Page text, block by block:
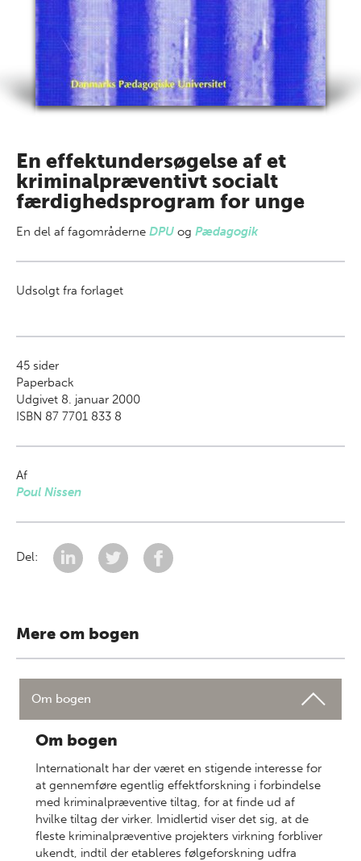
En effektundersøgelse af et
kriminalpræventivt socialt
færdighedsprogram for unge
En del af fagområderne DPU og Pædagogik
Udsolgt fra forlaget
45 sider
Paperback
Udgivet 8. januar 2000
ISBN 87 7701 833 8
Af
Poul Nissen
Del:
Mere om bogen
Om bogen
Om bogen
Internationalt har der været en stigende interesse for
at gennemføre egentlig effektforskning i forbindelse
med kriminalpræventive tiltag, for at finde ud af
hvilke tiltag der virker. Imidlertid viser det sig, at de
fleste kriminalpræventive projekters virkning forbliver
ukendt, indtil der etableres følgeforskning udfra